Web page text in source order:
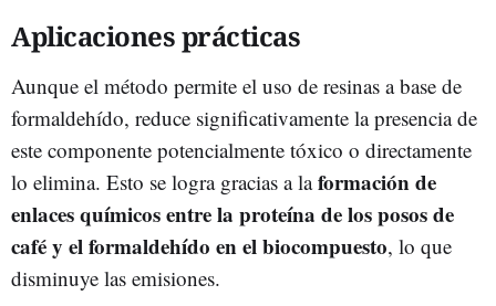
Aplicaciones prácticas
Aunque el método permite el uso de resinas a base de
formaldehído, reduce significativamente la presencia de
este componente potencialmente tóxico o directamente
lo elimina. Esto se logra gracias a laformación de
enlaces químicos entre la proteína de los posos de
café y el formaldehído en el biocompuesto, lo que
disminuye las emisiones.